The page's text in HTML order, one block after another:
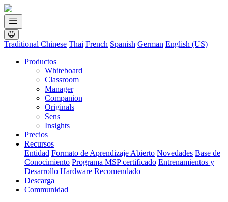
Traditional Chinese Thai French Spanish German English (US)
Productos
Whiteboard
Classroom
Manager
Companion
Originals
Sens
Insights
Precios
Recursos
Entidad Formato de Aprendizaje Abierto Novedades Base de
Conocimiento Programa MSP certificado Entrenamientos y
Desarrollo Hardware Recomendado
Descarga
Communidad